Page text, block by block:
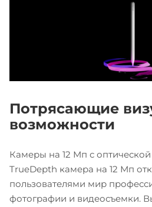
Потрясающие
возможности
Камеры на 12 Мп с
TrueDepth камера на 12 Мп
пользователями мир
фотографии и видеосъемки.